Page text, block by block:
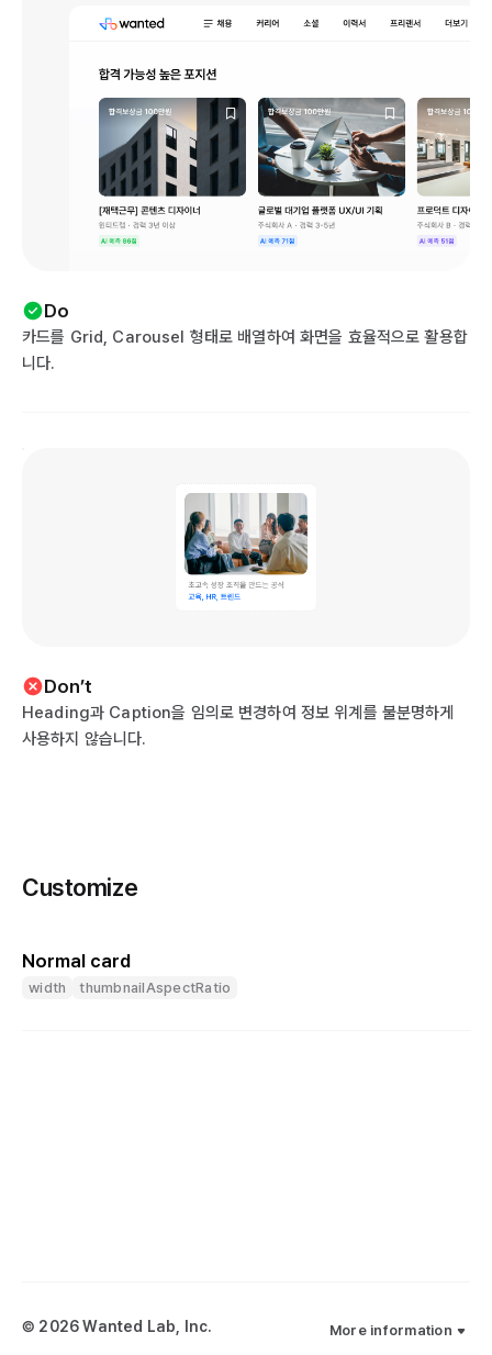
Do
카드를 Grid, Carousel 형태로 배열하여 화면을 효율적으로 활용합
니다.
Don’t
Heading과 Caption을 임의로 변경하여 정보 위계를 불분명하게
사용하지 않습니다.
Customize
Normal card
width thumbnailAspectRatio
© 2026 Wanted Lab, Inc. More information